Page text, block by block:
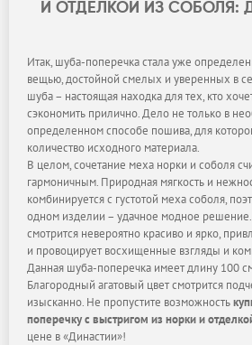
И ОТДЕЛКОЙ ИЗ СОБОЛЯ:
Итак, шуба-поперечка стала уже
вещью, достойной смелых и уверенных в
шуба – настоящая находка для тех, кто
сэкономить прилично. Дело не только в
определенном способе пошива, для
количество исходного материала.
В целом, сочетание меха норки и соболя
гармоничным. Природная мягкость и
комбинируется с густотой меха соболя,
одном изделии – удачное модное
смотрится невероятно красиво и ярко,
и провоцирует восхищенные взгляды и
Данная шуба-поперечка имеет длину 100
Благородный агатовый цвет смотрится
изысканно. Не пропустите возможность
поперечку с выстригом из норки и
цене в «Династии»!